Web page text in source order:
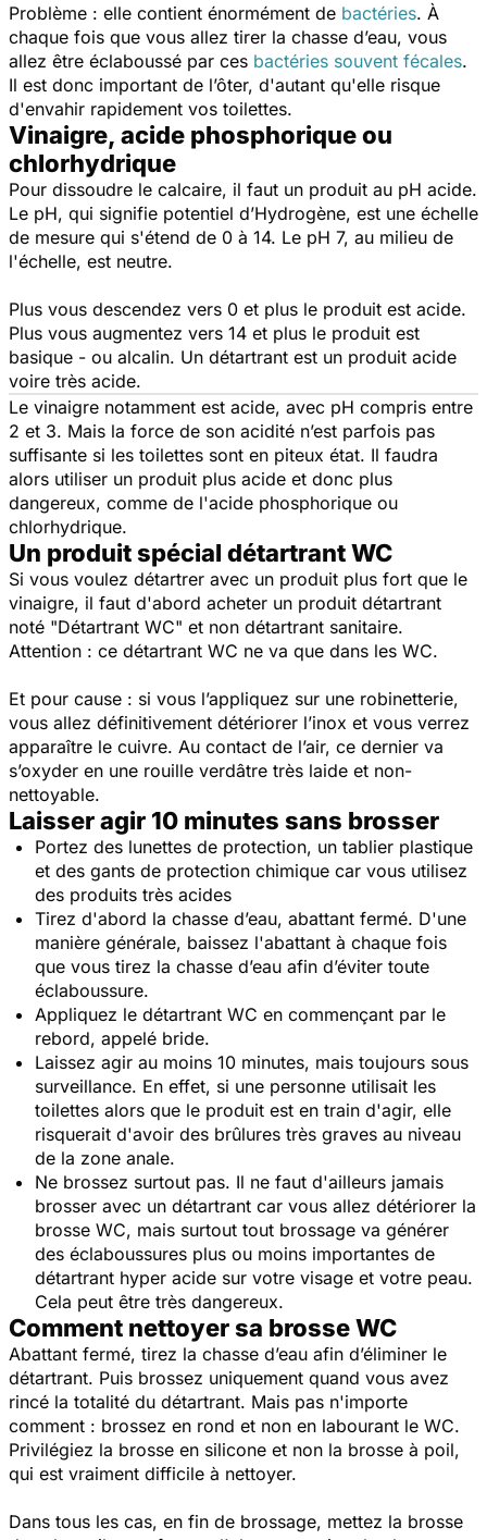
Problème : elle contient énormément de bactéries. À
chaque fois que vous allez tirer la chasse d’eau, vous
allez être éclaboussé par ces bactéries souvent fécales.
Il est donc important de l’ôter, d'autant qu'elle risque
d'envahir rapidement vos toilettes.
Vinaigre, acide phosphorique ou
chlorhydrique
Pour dissoudre le calcaire, il faut un produit au pH acide.
Le pH, qui signifie potentiel d’Hydrogène, est une échelle
de mesure qui s'étend de 0 à 14. Le pH 7, au milieu de
l'échelle, est neutre.
Plus vous descendez vers 0 et plus le produit est acide.
Plus vous augmentez vers 14 et plus le produit est
basique - ou alcalin. Un détartrant est un produit acide
voire très acide.
Le vinaigre notamment est acide, avec pH compris entre
2 et 3. Mais la force de son acidité n’est parfois pas
suffisante si les toilettes sont en piteux état. Il faudra
alors utiliser un produit plus acide et donc plus
dangereux, comme de l'acide phosphorique ou
chlorhydrique.
Un produit spécial détartrant WC
Si vous voulez détartrer avec un produit plus fort que le
vinaigre, il faut d'abord acheter un produit détartrant
noté "Détartrant WC" et non détartrant sanitaire.
Attention : ce détartrant WC ne va que dans les WC.
Et pour cause : si vous l’appliquez sur une robinetterie,
vous allez définitivement détériorer l’inox et vous verrez
apparaître le cuivre. Au contact de l’air, ce dernier va
s’oxyder en une rouille verdâtre très laide et non-
nettoyable.
Laisser agir 10 minutes sans brosser
Portez des lunettes de protection, un tablier plastique
et des gants de protection chimique car vous utilisez
des produits très acides
Tirez d'abord la chasse d’eau, abattant fermé. D'une
manière générale, baissez l'abattant à chaque fois
que vous tirez la chasse d’eau afin d’éviter toute
éclaboussure.
Appliquez le détartrant WC en commençant par le
rebord, appelé bride.
Laissez agir au moins 10 minutes, mais toujours sous
surveillance. En effet, si une personne utilisait les
toilettes alors que le produit est en train d'agir, elle
risquerait d'avoir des brûlures très graves au niveau
de la zone anale.
Ne brossez surtout pas. Il ne faut d'ailleurs jamais
brosser avec un détartrant car vous allez détériorer la
brosse WC, mais surtout tout brossage va générer
des éclaboussures plus ou moins importantes de
détartrant hyper acide sur votre visage et votre peau.
Cela peut être très dangereux.
Comment nettoyer sa brosse WC
Abattant fermé, tirez la chasse d’eau afin d’éliminer le
détartrant. Puis brossez uniquement quand vous avez
rincé la totalité du détartrant. Mais pas n'importe
comment : brossez en rond et non en labourant le WC.
Privilégiez la brosse en silicone et non la brosse à poil,
qui est vraiment difficile à nettoyer.
Dans tous les cas, en fin de brossage, mettez la brosse